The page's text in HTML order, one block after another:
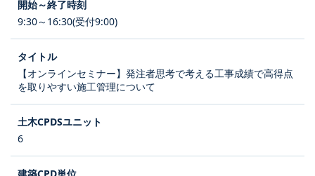
9:30～16:30(受付9:00)
【オンラインセミナー】発注者思考で考える工事成績で高得点
を取りやすい施工管理について
6